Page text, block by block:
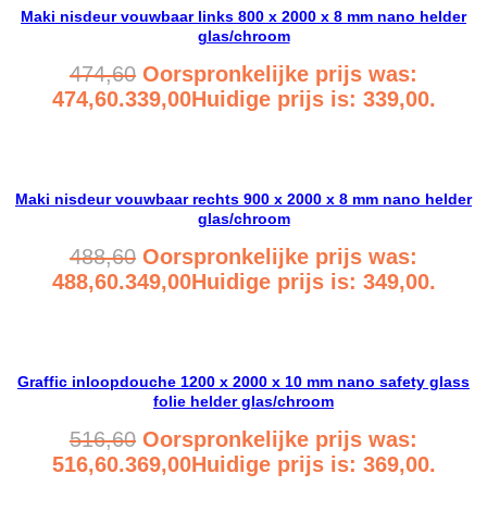
Maki nisdeur vouwbaar links 800 x 2000 x 8 mm nano helder
glas/chroom
474,60 Oorspronkelijke prijs was:
474,60.339,00Huidige prijs is: 339,00.
Maki nisdeur vouwbaar rechts 900 x 2000 x 8 mm nano helder
glas/chroom
488,60 Oorspronkelijke prijs was:
488,60.349,00Huidige prijs is: 349,00.
Graffic inloopdouche 1200 x 2000 x 10 mm nano safety glass
folie helder glas/chroom
516,60 Oorspronkelijke prijs was:
516,60.369,00Huidige prijs is: 369,00.